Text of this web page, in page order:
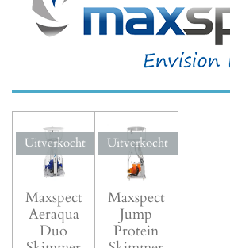
Uitverkocht
Maxspect
Aeraqua
Duo
Uitverkocht
Maxspect
Jump
Protein